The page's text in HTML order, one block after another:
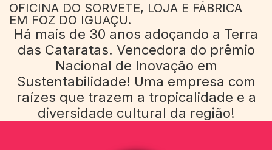
OFICINA DO SORVETE, LOJA E FÁBRICA
EM FOZ DO IGUAÇU.
Há mais de 30 anos adoçando a Terra
das Cataratas. Vencedora do prêmio
Nacional de Inovação em
Sustentabilidade! Uma empresa com
raízes que trazem a tropicalidade e a
diversidade cultural da região!